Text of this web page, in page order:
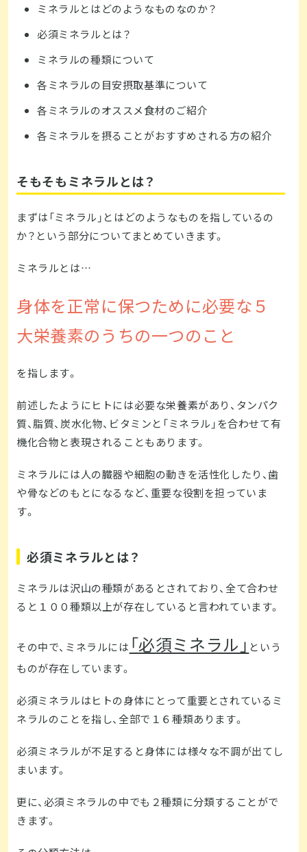
ミネラルとはどのようなものなのか？
必須ミネラルとは？
ミネラルの種類について
各ミネラルの目安摂取基準について
各ミネラルのオススメ食材のご紹介
各ミネラルを摂ることがおすすめされる方の紹介
そもそもミネラルとは？
まずは「ミネラル」とはどのようなものを指しているの
か？という部分についてまとめていきます。
ミネラルとは…
身体を正常に保つために必要な５
大栄養素のうちの一つのこと
を指します。
前述したようにヒトには必要な栄養素があり、タンパク
質、脂質、炭水化物、ビタミンと「ミネラル」を合わせて有
機化合物と表現されることもあります。
ミネラルには人の臓器や細胞の動きを活性化したり、歯
や骨などのもとになるなど、重要な役割を担っていま
す。
必須ミネラルとは？
ミネラルは沢山の種類があるとされており、全て合わせ
ると１００種類以上が存在していると言われています。
その中で、ミネラルには 「必須ミネラル」 という
ものが存在しています。
必須ミネラルはヒトの身体にとって重要とされているミ
ネラルのことを指し、全部で１６種類あります。
必須ミネラルが不足すると身体には様々な不調が出てし
まいます。
更に、必須ミネラルの中でも２種類に分類することがで
きます。